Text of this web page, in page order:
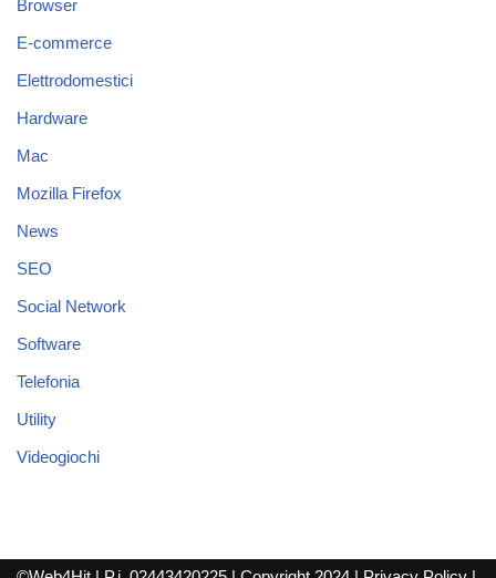
Browser
E-commerce
Elettrodomestici
Hardware
Mac
Mozilla Firefox
News
SEO
Social Network
Software
Telefonia
Utility
Videogiochi